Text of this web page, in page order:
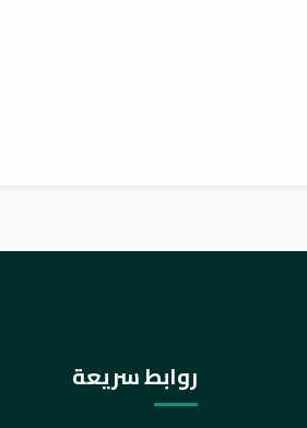
روابط سريعة